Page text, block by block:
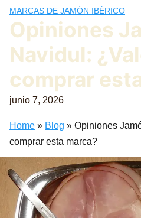
MARCAS DE JAMÓN IBÉRICO
Opiniones
Navidul:
comprar
junio 7, 2026
Home » Blog » Opiniones
comprar esta marca?